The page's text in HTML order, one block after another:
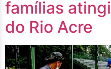
famílias
do Rio Acre